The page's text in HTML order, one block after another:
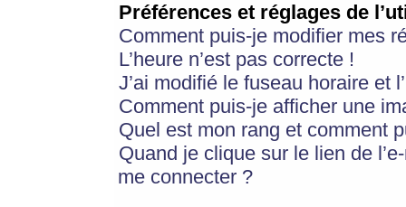
Préférences et réglages de
Comment puis-je modifier mes
L’heure n’est pas correcte !
J’ai modifié le fuseau horaire et
Comment puis-je afficher une
Quel est mon rang et comment
Quand je clique sur le lien de
me connecter ?